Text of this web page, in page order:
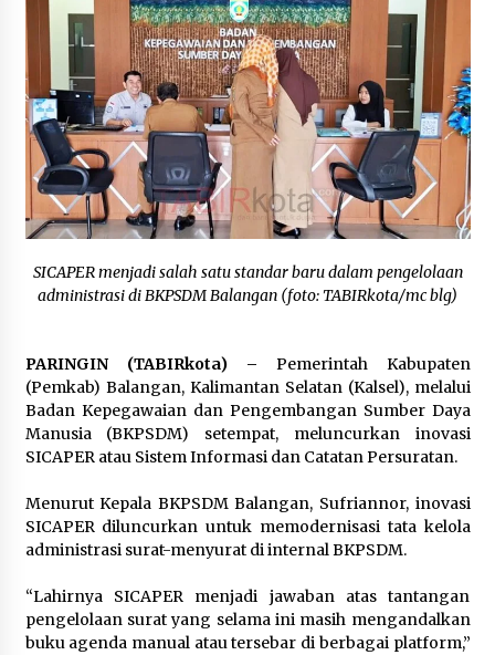
Inkracht van Gewisjde
Agustus 4, 2026
Pelajar di HST Musnahkan Barang Bukti
Kejaksaan, Ada Apa?
Agustus 4, 2026
SICAPER menjadi salah satu standar baru dalam pengelolaan
administrasi di BKPSDM Balangan (foto: TABIRkota/mc blg)
PARINGIN (TABIRkota) – Pemerintah Kabupaten
(Pemkab) Balangan, Kalimantan Selatan (Kalsel), melalui
Badan Kepegawaian dan Pengembangan Sumber Daya
Manusia (BKPSDM) setempat, meluncurkan inovasi
SICAPER atau Sistem Informasi dan Catatan Persuratan.
Menurut Kepala BKPSDM Balangan, Sufriannor, inovasi
SICAPER diluncurkan untuk memodernisasi tata kelola
administrasi surat-menyurat di internal BKPSDM.
“Lahirnya SICAPER menjadi jawaban atas tantangan
pengelolaan surat yang selama ini masih mengandalkan
buku agenda manual atau tersebar di berbagai platform,”